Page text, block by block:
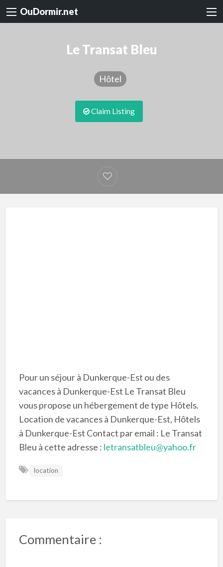
OuDormir.net
Le Transat Bleu
Hôtel
Claim Listing
Pour un séjour à Dunkerque-Est ou des
vacances à Dunkerque-Est Le Transat Bleu
vous propose un hébergement de type Hôtels.
Location de vacances à Dunkerque-Est, Hôtels
à Dunkerque-Est Contact par email : Le Transat
Bleu à cette adresse : letransatbleu@yahoo.fr
location
Commentaire :